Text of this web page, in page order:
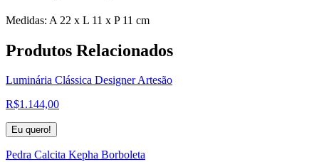
Medidas: A 22 x L 11 x P 11 cm
Produtos Relacionados
Luminária Clássica Designer Artesão
R$1.144,00
Eu quero!
Pedra Calcita Kepha Borboleta